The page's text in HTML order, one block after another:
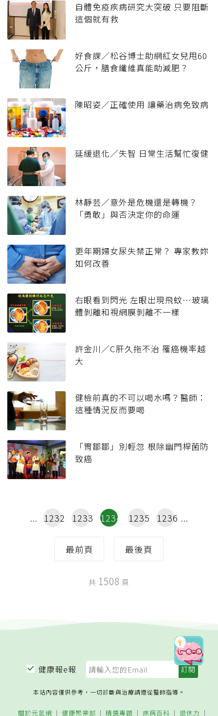
自體免疫疾病研究大突破 只要阻斷
這個就有救
好食課／松谷博士助網紅女兒甩60
公斤，膳食纖維真能助減肥？
陳昭姿／正確使用 讓藥治病免致病
延緩退化／失智 日常生活幫忙復健
林靜芸／意外是危機還是轉機？
「勇敢」與否決定你的命運
更年期婦女尿失禁正常？ 專家教妳
如何改善
右眼看到閃光 左眼出現飛蚊…玻璃
體剝離和視網膜剝離不一樣
許金川／C肝久拖不治 罹癌機率越
大
健檢前真的不可以喝水嗎？醫師：
這種情況反而要喝
「胃鄒鄒」別輕忽 根除幽門桿菌防
致癌
最前頁
1232 1233 1234 1235 1236
最後頁
共 1508 頁
健康報e報
本站內容僅供參考，一切診斷與治療請遵從醫師指導。
關於元氣網 健康聚樂部 精選專題 疾病百科 退休力